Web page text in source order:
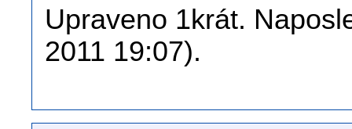
Upraveno 1krát.
2011 19:07).